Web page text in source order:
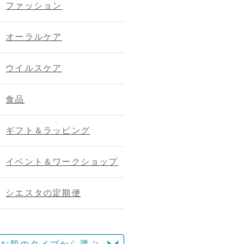
ファッション
オーラルケア
ウイルスケア
食品
ギフト＆ラッピング
イベント＆ワークショップ
シエスタの定期便